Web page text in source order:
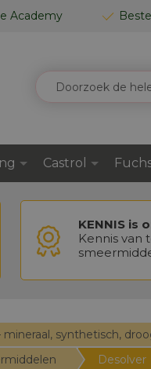
Academy
ZOEK
Castrol
KENNIS is
Kennis van
mineraal, synthetisch,
Desolver